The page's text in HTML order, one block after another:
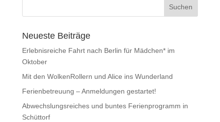
Neueste Beiträge
Erlebnisreiche Fahrt nach Berlin für Mädchen* im
Oktober
Mit den WolkenRollern und Alice ins Wunderland
Ferienbetreuung – Anmeldungen gestartet!
Abwechslungsreiches und buntes Ferienprogramm in
Schüttorf